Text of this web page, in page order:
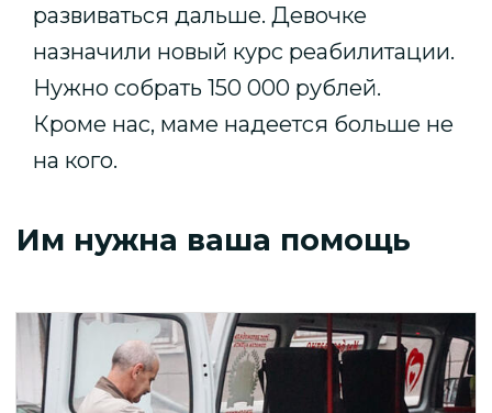
развиваться дальше. Девочке
назначили новый курс реабилитации.
Нужно собрать 150 000 рублей.
Кроме нас, маме надеется больше не
на кого.
Им нужна ваша помощь